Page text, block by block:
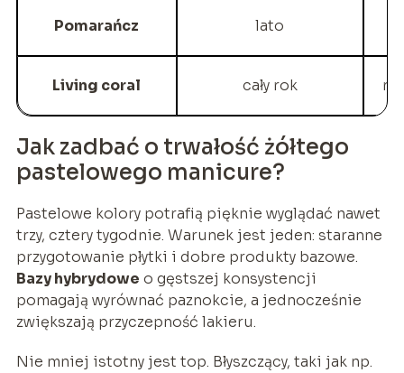
Pomarańcz lato
Living coral cały rok
Jak zadbać o trwałość żółtego
pastelowego manicure?
Pastelowe kolory potrafią pięknie wyglądać nawet
trzy, cztery tygodnie. Warunek jest jeden: staranne
przygotowanie płytki i dobre produkty bazowe.
Bazy hybrydowe o gęstszej konsystencji
pomagają wyrównać paznokcie, a jednocześnie
zwiększają przyczepność lakieru.
Nie mniej istotny jest top. Błyszczący, taki jak np.